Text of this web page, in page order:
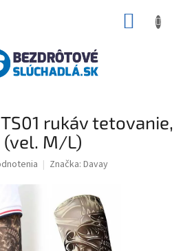
TS01 rukáv tetovanie,
(vel. M/L)
Značka: Davay